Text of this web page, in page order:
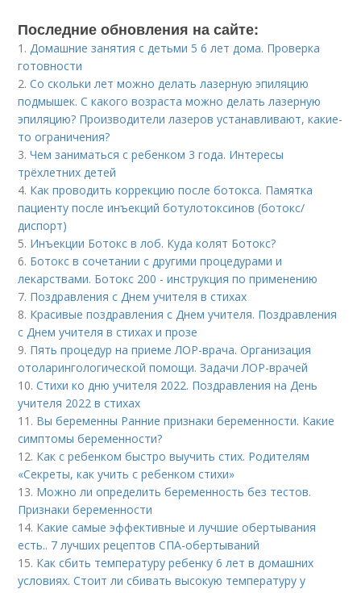
Последние обновления на сайте:
1.Домашние занятия с детьми 5 6 лет дома. Проверка
готовности
2.Со скольки лет можно делать лазерную эпиляцию
подмышек. С какого возраста можно делать лазерную
эпиляцию? Производители лазеров устанавливают, какие-
то ограничения?
3.Чем заниматься с ребенком 3 года. Интересы
трёхлетних детей
4. Как проводить коррекцию после ботокса. Памятка
пациенту после инъекций ботулотоксинов (ботокс/
диспорт)
5. Инъекции Ботокс в лоб. Куда колят Ботокс?
6. Ботокс в сочетании с другими процедурами и
лекарствами. Ботокс 200 - инструкция по применению
7. Поздравления с Днем учителя в стихах
8. Красивые поздравления с Днем учителя. Поздравления
с Днем учителя в стихах и прозе
9. Пять процедур на приеме ЛОР-врача. Организация
отоларингологической помощи. Задачи ЛОР-врачей
10.Стихи ко дню учителя 2022. Поздравления на День
учителя 2022 в стихах
11. Вы беременны Ранние признаки беременности. Какие
симптомы беременности?
12. Как с ребенком быстро выучить стих. Родителям
«Секреты, как учить с ребенком стихи»
13. Можно ли определить беременность без тестов.
Признаки беременности
14. Какие самые эффективные и лучшие обертывания
есть.. 7 лучших рецептов СПА-обертываний
15. Как сбить температуру ребенку 6 лет в домашних
условиях. Стоит ли сбивать высокую температуру у